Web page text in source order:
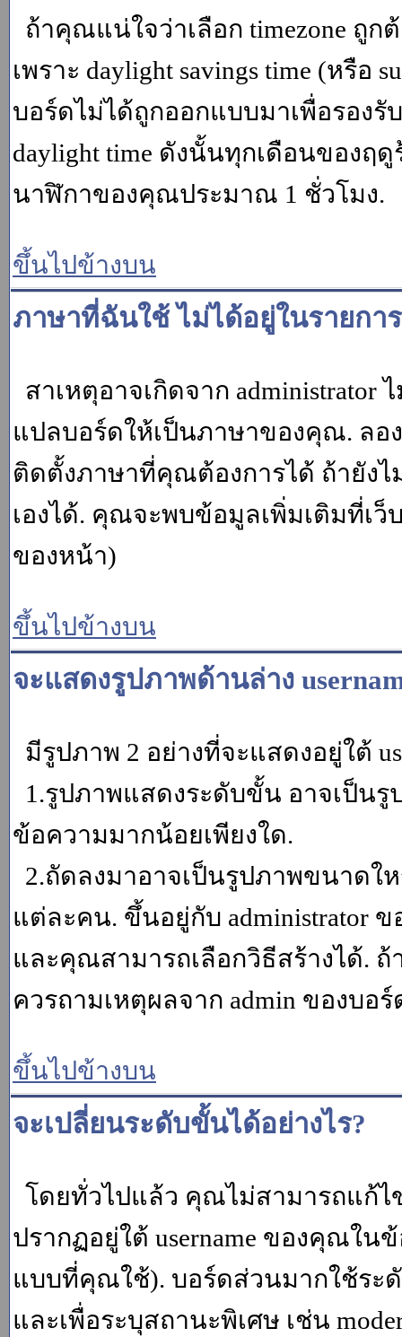
ถ้าคุณแน่ใจว่าเลือก timezone ถู
เพราะ daylight savings time (หรือ
บอร์ดไม่ได้ถูกออกแบบมาเพื่อรอง
daylight time ดังนั้นทุกเดือนของฤ
นาฬิกาของคุณประมาณ 1 ชั่วโมง.
ขึ้นไปข้างบน
ภาษาที่ฉันใช้ ไม่ได้อยู่ในรายกา
สาเหตุอาจเกิดจาก
แปลบอร์ดให้เป็นภาษาของคุณ. ลอง
ติดตั้งภาษาที่คุณต้องการได้ ถ้ายัง
เองได้. คุณจะพบข้อมูลเพิ่มเติมที่เว็
ของหน้า)
ขึ้นไปข้างบน
จะแสดงรูปภาพด้านล่าง
มีรูปภาพ 2 อย่างที่จะแสดงอยู่ใต้
1.รูปภาพแสดงระดับขั้น อาจเป็น
ข้อความมากน้อยเพียงใด.
2.ถัดลงมาอาจเป็นรูปภาพขนาดใ
แต่ละคน. ขึ้นอยู่กับ administrator
และคุณสามารถเลือกวิธีสร้างได้.
ควรถามเหตุผลจาก admin ของบอ
ขึ้นไปข้างบน
จะเปลี่ยนระดับขั้นได้อย่างไร?
โดยทั่วไปแล้ว คุณไม่สามารถแก้
ปรากฏอยู่ใต้ username ของคุณใ
แบบที่คุณใช้). บอร์ดส่วนมากใช้ร
และเพื่อระบุสถานะพิเศษ เช่น